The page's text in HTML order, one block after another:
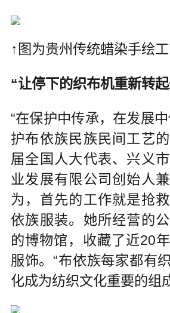
↑图为贵州传统蜡染手绘工
“让停下的织布机重新转
“在保护中传承，在发展
护布依族民族民间工艺
届全国人大代表、兴义
业发展有限公司创始人
为，首先的工作就是抢
依族服装。她所经营的
的博物馆，收藏了近20
服饰。“布依族每家都有
化成为纺织文化重要的组